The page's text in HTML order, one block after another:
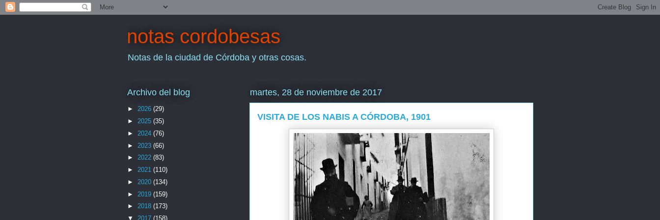
notas cordobesas
Notas de la ciudad de Córdoba y otras cosas.
martes, 28 de noviembre de 2017
VISITA DE LOS NABIS A CÓRDOBA, 1901
Archivo del blog
► 2026 (29)
► 2025 (35)
► 2024 (76)
► 2023 (66)
► 2022 (83)
► 2021 (110)
► 2020 (134)
► 2019 (159)
► 2018 (173)
▼ 2017 (158)